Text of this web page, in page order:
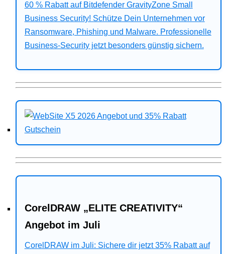
60 % Rabatt auf Bitdefender GravityZone Small
Business Security! Schütze Dein Unternehmen vor
Ransomware, Phishing und Malware. Professionelle
Business-Security jetzt besonders günstig sichern.
CorelDRAW „ELITE CREATIVITY“
Angebot im Juli
CorelDRAW im Juli: Sichere dir jetzt 35% Rabatt auf